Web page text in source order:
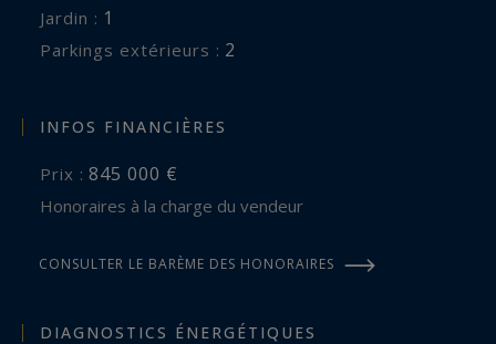
jardin : 1
parkings extérieurs : 2
INFOS FINANCIÈRES
Prix : 845 000 €
Honoraires à la charge du vendeur
CONSULTER LE BARÈME DES HONORAIRES
DIAGNOSTICS ÉNERGÉTIQUES